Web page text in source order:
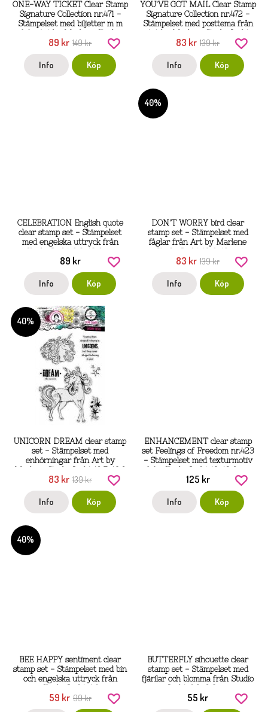
ONE-WAY TICKET Clear Stamp
Signature Collection nr.471 -
Stämpelset med biljetter m m
Light 26x15 cm
89 kr 149 kr
Info Köp
YOU'VE GOT MAIL Clear Stamp
Signature Collection nr.472 -
Stämpelset med posttema från
26x15 cm
83 kr 139 kr
Info Köp
CELEBRATION English quote
clear stamp set - Stämpelset
med engelska uttryck från
89 kr
Info Köp
40%
DON'T WORRY bird clear
stamp set - Stämpelset med
fåglar från Art by Marlene
83 kr 139 kr
Info Köp
40%
UNICORN DREAM clear stamp
set - Stämpelset med
enhörningar från Art by
cm
83 kr 139 kr
Info Köp
ENHANCEMENT clear stamp
set Feelings of Freedom nr.423
- Stämpelset med texturmotiv
125 kr
Info Köp
40%
BEE HAPPY sentiment clear
stamp set - Stämpelset med bin
och engelska uttryck från
59 kr 99 kr
BUTTERFLY sihouette clear
stamp set - Stämpelset med
fjärilar och blomma från Studio
55 kr